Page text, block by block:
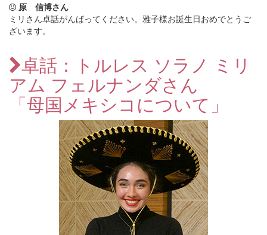
原 信博さん
ミリさん卓話がんばってください。雅子様お誕生日おめでとうご
ざいます。
卓話：トルレス ソラノ ミリ
アム フェルナンダさん
「母国メキシコについて」